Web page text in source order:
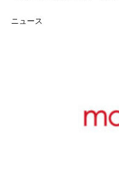
ニュース